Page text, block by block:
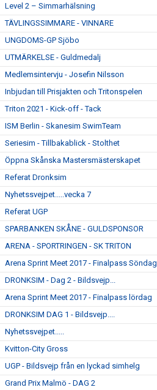
Level 2 – Simmarhälsning
TÄVLINGSSIMMARE - VINNARE
UNGDOMS-GP Sjöbo
UTMÄRKELSE - Guldmedalj
Medlemsintervju - Josefin Nilsson
Inbjudan till Prisjakten och Tritonspelen
Triton 2021 - Kick-off - Tack
ISM Berlin - Skanesim SwimTeam
Seriesim - Tillbakablick - Stolthet
Öppna Skånska Mastersmästerskapet
Referat Dronksim
Nyhetssvejpet.....vecka 7
Referat UGP
SPARBANKEN SKÅNE - GULDSPONSOR
ARENA - SPORTRINGEN - SK TRITON
Arena Sprint Meet 2017 - Finalpass Söndag
DRONKSIM - Dag 2 - Bildsvejp...
Arena Sprint Meet 2017 - Finalpass lördag
DRONKSIM DAG 1 - Bildsvejp....
Nyhetssvejpet.....
Kvitton-City Gross
UGP - Bildsvejp från en lyckad simhelg
Grand Prix Malmö - DAG 2